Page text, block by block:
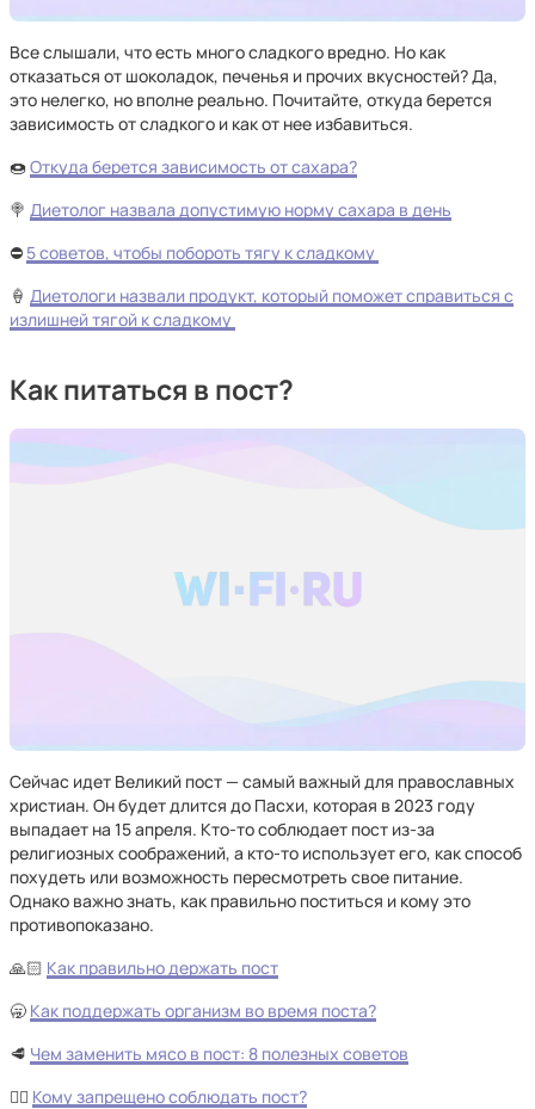
Все слышали, что есть много сладкого вредно. Но как
отказаться от шоколадок, печенья и прочих вкусностей? Да,
это нелегко, но вполне реально. Почитайте, откуда берется
зависимость от сладкого и как от нее избавиться.
🍩Откуда берется зависимость от сахара?
🍭 Диетолог назвала допустимую норму сахара в день
⛔ 5 советов, чтобы побороть тягу к сладкому
🍦 Диетологи назвали продукт, который поможет справиться с
излишней тягой к сладкому
Как питаться в пост?
Сейчас идет Великий пост — самый важный для православных
христиан. Он будет длится до Пасхи, которая в 2023 году
выпадает на 15 апреля. Кто-то соблюдает пост из-за
религиозных соображений, а кто-то использует его, как способ
похудеть или возможность пересмотреть свое питание.
Однако важно знать, как правильно поститься и кому это
противопоказано.
🙏🏻 Как правильно держать пост
🥱 Как поддержать организм во время поста?
🥩 Чем заменить мясо в пост: 8 полезных советов
🙅‍♂️ Кому запрещено соблюдать пост?